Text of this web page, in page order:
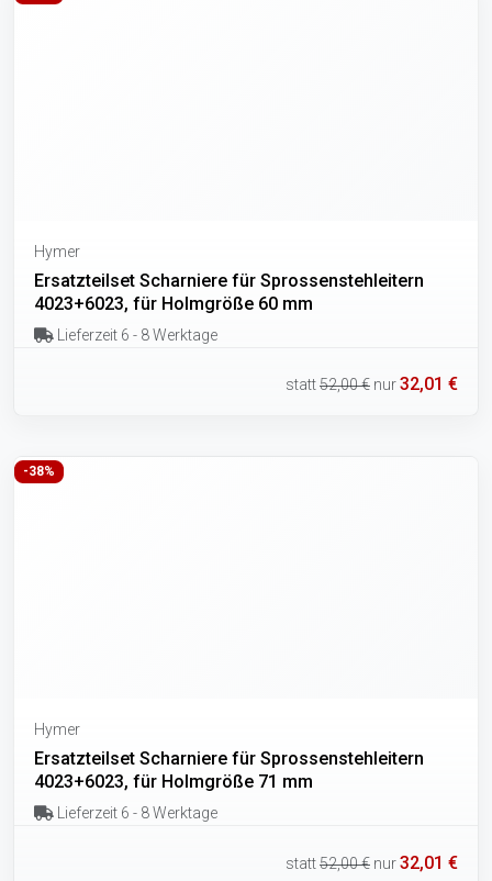
Hymer
Ersatzteilset Scharniere für Sprossenstehleitern
4023+6023, für Holmgröße 60 mm
Lieferzeit 6 - 8 Werktage
statt52,00 € nur32,01 €
-38%
Hymer
Ersatzteilset Scharniere für Sprossenstehleitern
4023+6023, für Holmgröße 71 mm
Lieferzeit 6 - 8 Werktage
statt52,00 € nur32,01 €